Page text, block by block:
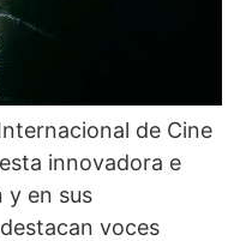
de Cine
innovadora e
y en sus
voces